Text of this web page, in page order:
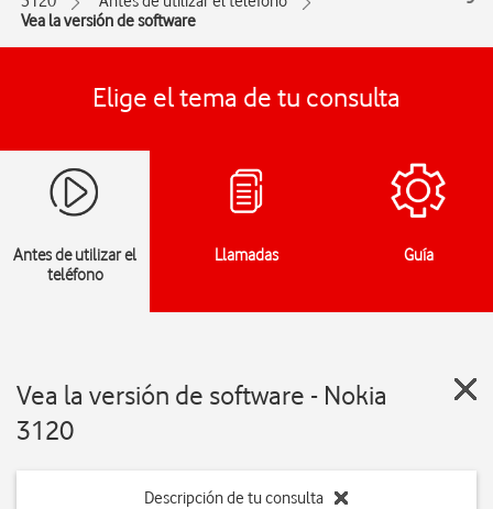
Vea la versión de software
Elige el tema de tu consulta
Antes de utilizar el
teléfono
Llamadas Guía
Vea la versión de software - Nokia
3120
Descripción de tu consulta